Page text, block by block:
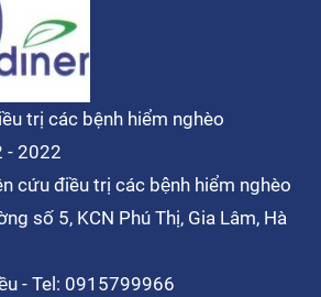
trị các bệnh hiểm nghèo
- 2022
cứu điều trị các bệnh hiểm nghèo
số 5, KCN Phú Thị, Gia Lâm, Hà
- Tel: 0915799966